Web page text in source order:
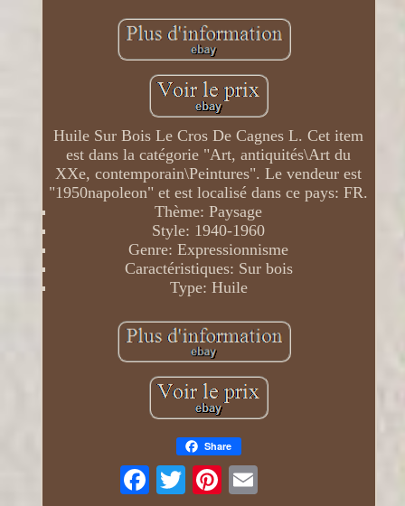
Huile Sur Bois Le Cros De Cagnes L. Cet item
est dans la catégorie "Art, antiquités\Art du
XXe, contemporain\Peintures". Le vendeur est
"1950napoleon" et est localisé dans ce pays: FR.
Thème: Paysage
Style: 1940-1960
Genre: Expressionnisme
Caractéristiques: Sur bois
Type: Huile
Share